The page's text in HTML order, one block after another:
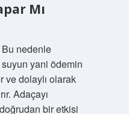
Mı
Bu nedenle
yani ödemin
ve dolaylı olarak
Adaçayı
bir etkisi